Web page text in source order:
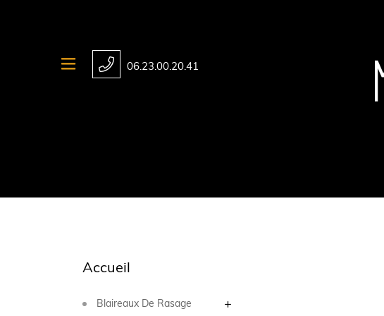
06.23.00.20.41
Accueil
Blaireaux De Rasage